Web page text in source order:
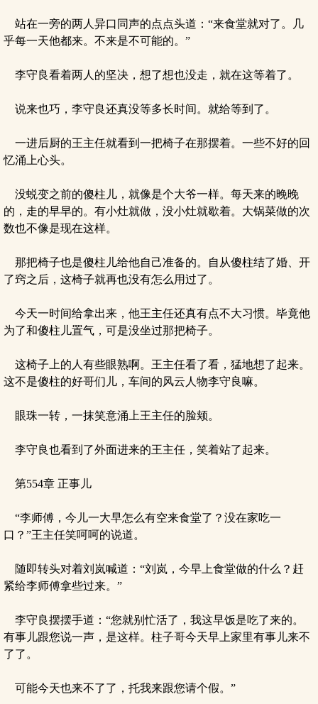
站在一旁的两人异口同声的点点头道：“来食堂就对了。几
乎每一天他都来。不来是不可能的。”
李守良看着两人的坚决，想了想也没走，就在这等着了。
说来也巧，李守良还真没等多长时间。就给等到了。
一进后厨的王主任就看到一把椅子在那摆着。一些不好的回
忆涌上心头。
没蜕变之前的傻柱儿，就像是个大爷一样。每天来的晚晚
的，走的早早的。有小灶就做，没小灶就歇着。大锅菜做的次
数也不像是现在这样。
那把椅子也是傻柱儿给他自己准备的。自从傻柱结了婚、开
了窍之后，这椅子就再也没有怎么用过了。
今天一时间给拿出来，他王主任还真有点不大习惯。毕竟他
为了和傻柱儿置气，可是没坐过那把椅子。
这椅子上的人有些眼熟啊。王主任看了看，猛地想了起来。
这不是傻柱的好哥们儿，车间的风云人物李守良嘛。
眼珠一转，一抹笑意涌上王主任的脸颊。
李守良也看到了外面进来的王主任，笑着站了起来。
第554章 正事儿
“李师傅，今儿一大早怎么有空来食堂了？没在家吃一
口？”王主任笑呵呵的说道。
随即转头对着刘岚喊道：“刘岚，今早上食堂做的什么？赶
紧给李师傅拿些过来。”
李守良摆摆手道：“您就别忙活了，我这早饭是吃了来的。
有事儿跟您说一声，是这样。柱子哥今天早上家里有事儿来不
了了。
可能今天也来不了了，托我来跟您请个假。”